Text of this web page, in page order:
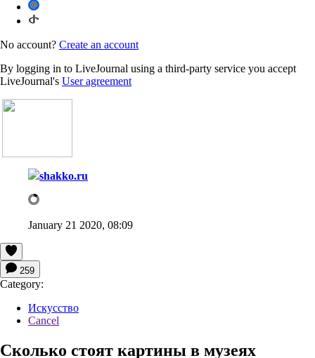
No account? Create an account
By logging in to LiveJournal using a third-party service you accept
LiveJournal's User agreement
shakko.ru
January 21 2020, 08:09
259
Category:
Искусство
Cancel
Сколько стоят картины в музеях